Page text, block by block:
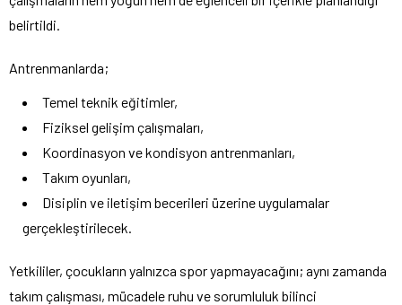
belirtildi.
Antrenmanlarda;
Temel teknik eğitimler,
Fiziksel gelişim çalışmaları,
Koordinasyon ve kondisyon antrenmanları,
Takım oyunları,
Disiplin ve iletişim becerileri üzerine uygulamalar
gerçekleştirilecek.
Yetkililer, çocukların yalnızca spor yapmayacağını; aynı zamanda
takım çalışması, mücadele ruhu ve sorumluluk bilinci